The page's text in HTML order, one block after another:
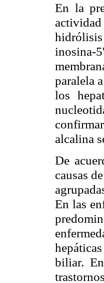
En la
inosina-5'
paralela
los
alcalina
De
causas
En las
biliar.